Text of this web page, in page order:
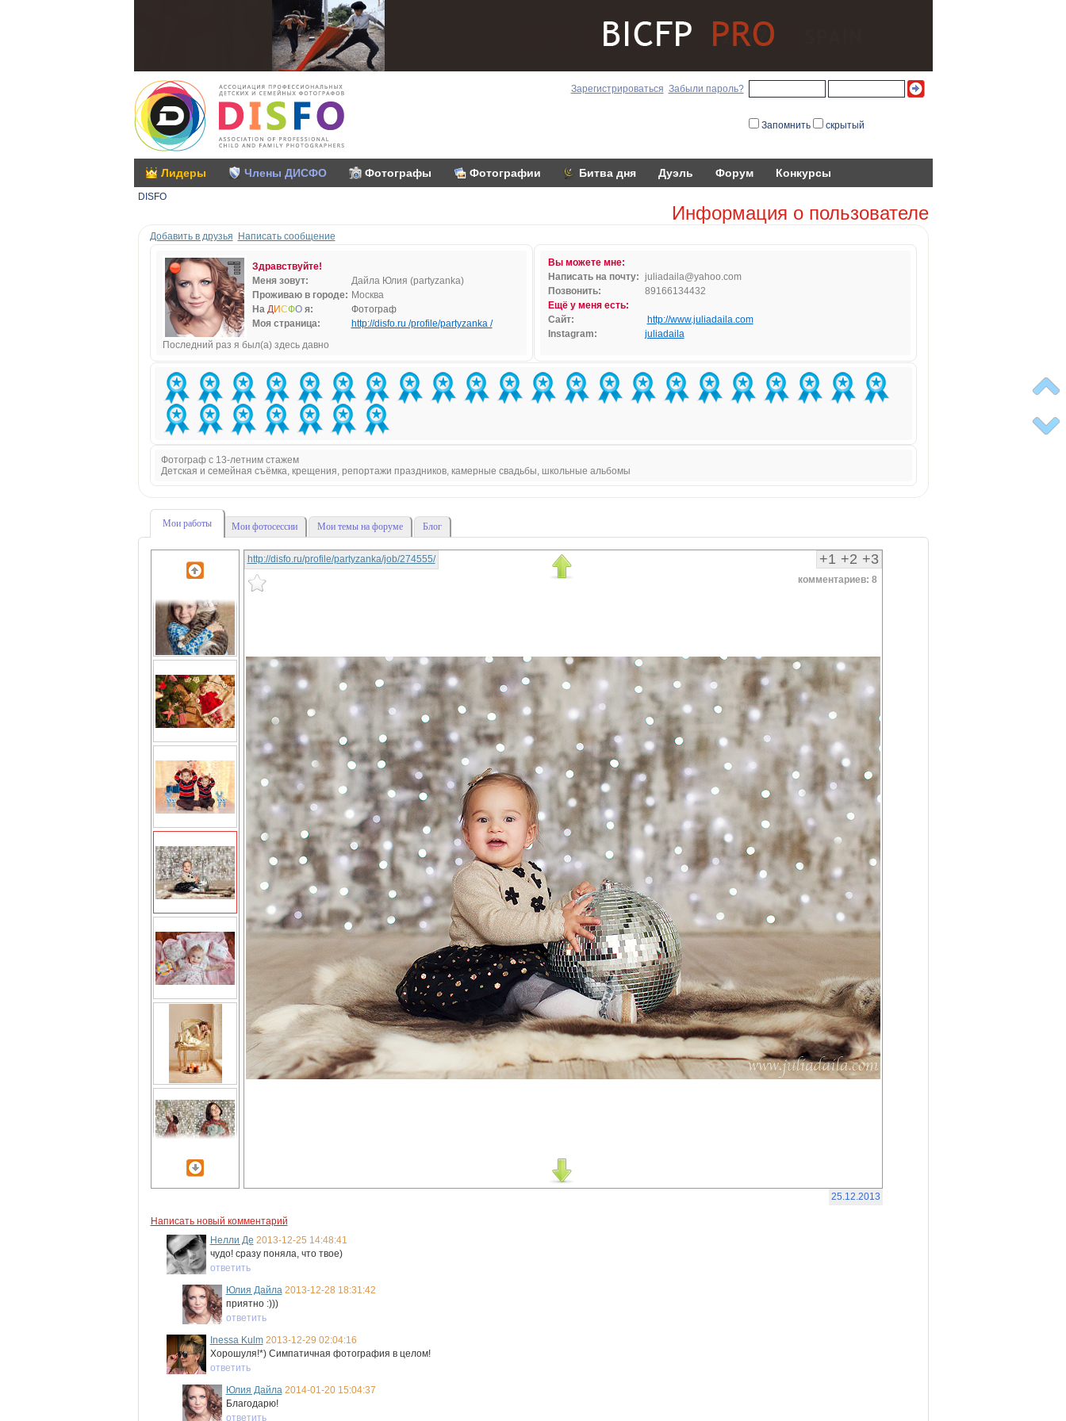
Зарегистрироваться Забыли пароль?
Запомнить скрытый
Лидеры Члены ДИСФО Фотографы Фотографии Битва дня Дуэль Форум Конкурсы
DISFO
Информация о пользователе
Добавить в друзья Написать сообщение
Здравствуйте!
Меня зовут:
Дайла Юлия (partyzanka)
Проживаю в городе: Москва
На ДИСФОя:
Фотограф
Моя страница:
http://disfo.ru /profile/partyzanka /
Последний раз я был(а) здесь давно
Вы можете мне:
Написать на почту: juliadaila@yahoo.com
Позвонить:
89166134432
Ещё у меня есть:
Сайт:
http://www.juliadaila.com
Instagram:
juliadaila
Фотограф с 13-летним стажем
Детская и семейная съёмка, крещения, репортажи праздников, камерные свадьбы, школьные альбомы
Мои работы Мои фотосессии Мои темы на форуме Блог
+1 +2 +3
комментариев: 8
http://disfo.ru/profile/partyzanka/job/274555/
25.12.2013
Написать новый комментарий
Нелли Де 2013-12-25 14:48:41
чудо! сразу поняла, что твое)
ответить
Юлия Дайла 2013-12-28 18:31:42
приятно :)))
ответить
Inessa Kulm 2013-12-29 02:04:16
Хорошуля!*) Симпатичная фотография в целом!
ответить
Юлия Дайла 2014-01-20 15:04:37
Благодарю!
ответить